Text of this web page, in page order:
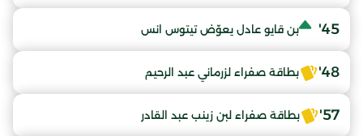
45' بن قايو عادل يعوّض تيتوس انس
48' بطاقة صفراء لزرماني عبد الرحيم
57' بطاقة صفراء لبن زينب عبد القادر